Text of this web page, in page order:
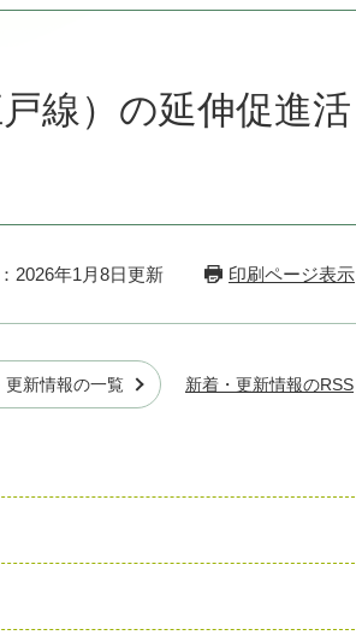
線）の延伸促進活
2026年1月8日更新 印刷ページ表示
更新情報の一覧 新着・更新情報のRSS